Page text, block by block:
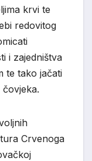
krvi te
redovitog
i zajedništva
te tako jačati
Crvenoga